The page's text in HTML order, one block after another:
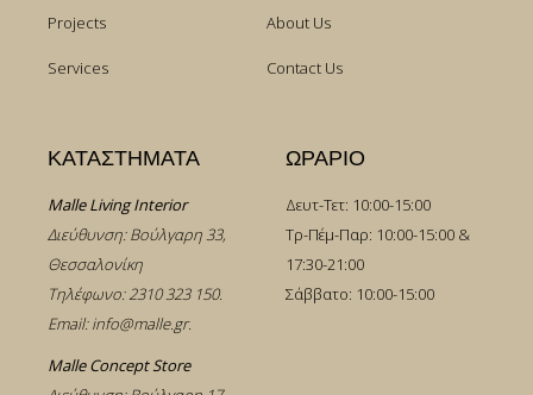
Projects
Services
About Us
Contact Us
ΚΑΤΑΣΤΗΜΑΤΑ
Malle Living Interior
Διεύθυνση: Βούλγαρη 33,
Θεσσαλονίκη
Τηλέφωνο:2310 323 150.
Email:info@malle.gr.
Malle Concept Store
ΩΡΑΡΙΟ
Δευτ-Τετ: 10:00-15:00
Τρ-Πέμ-Παρ: 10:00-15:00 &
17:30-21:00
Σάββατο: 10:00-15:00